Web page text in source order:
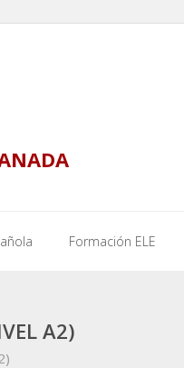
Formación ELE
A2)